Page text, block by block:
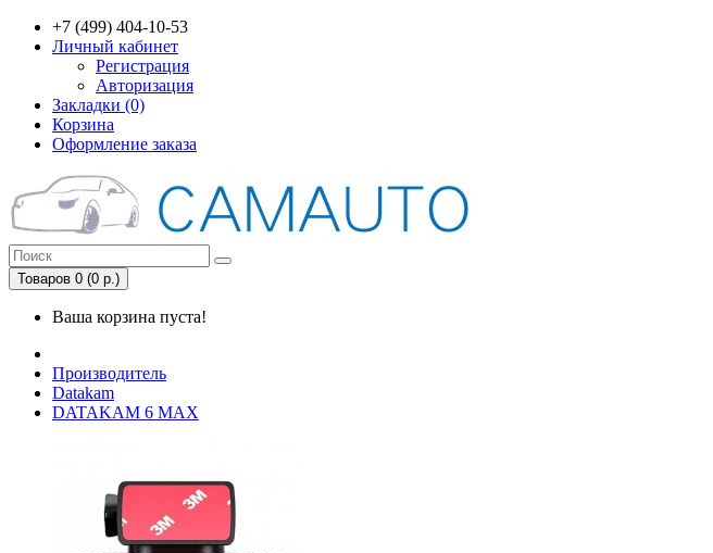
+7 (499) 404-10-53
Личный кабинет
Регистрация
Авторизация
Закладки (0)
Корзина
Оформление заказа
Товаров 0 (0 р.)
Ваша корзина пуста!
Производитель
Datakam
DATAKAM 6 MAX